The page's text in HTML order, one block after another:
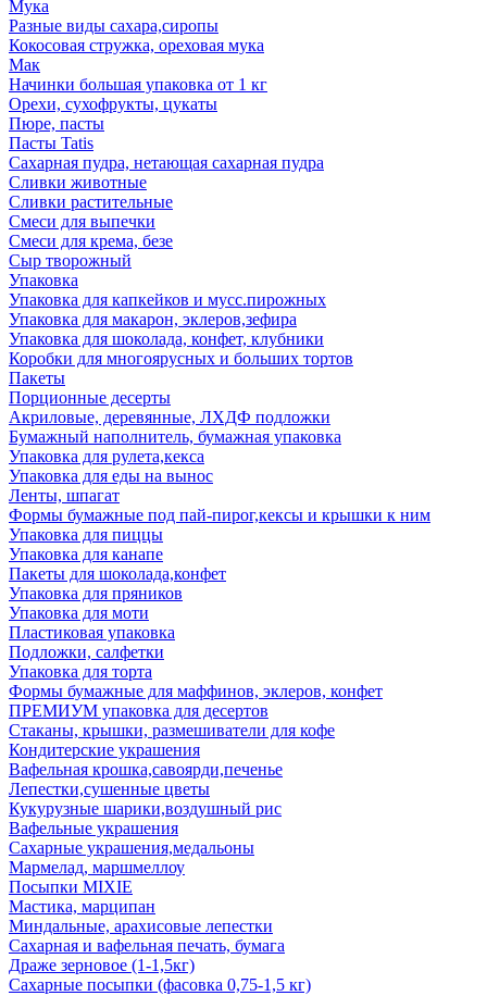
Мука
Разные виды сахара,сиропы
Кокосовая стружка, ореховая мука
Мак
Начинки большая упаковка от 1 кг
Орехи, сухофрукты, цукаты
Пюре, пасты
Пасты Tatis
Сахарная пудра, нетающая сахарная пудра
Сливки животные
Сливки растительные
Смеси для выпечки
Смеси для крема, безе
Сыр творожный
Упаковка
Упаковка для капкейков и мусс.пирожных
Упаковка для макарон, эклеров,зефира
Упаковка для шоколада, конфет, клубники
Коробки для многоярусных и больших тортов
Пакеты
Порционные десерты
Акриловые, деревянные, ЛХДФ подложки
Бумажный наполнитель, бумажная упаковка
Упаковка для рулета,кекса
Упаковка для еды на вынос
Ленты, шпагат
Формы бумажные под пай-пирог,кексы и крышки к ним
Упаковка для пиццы
Упаковка для канапе
Пакеты для шоколада,конфет
Упаковка для пряников
Упаковка для моти
Пластиковая упаковка
Подложки, салфетки
Упаковка для торта
Формы бумажные для маффинов, эклеров, конфет
ПРЕМИУМ упаковка для десертов
Стаканы, крышки, размешиватели для кофе
Кондитерские украшения
Вафельная крошка,савоярди,печенье
Лепестки,сушенные цветы
Кукурузные шарики,воздушный рис
Вафельные украшения
Сахарные украшения,медальоны
Мармелад, маршмеллоу
Посыпки MIXIE
Мастика, марципан
Миндальные, арахисовые лепестки
Сахарная и вафельная печать, бумага
Драже зерновое (1-1,5кг)
Сахарные посыпки (фасовка 0,75-1,5 кг)